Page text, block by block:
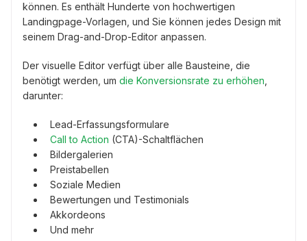
können. Es enthält Hunderte von hochwertigen
Landingpage-Vorlagen, und Sie können jedes Design mit
seinem Drag-and-Drop-Editor anpassen.
Der visuelle Editor verfügt über alle Bausteine, die
benötigt werden, um die Konversionsrate zu erhöhen
darunter:
Lead-Erfassungsformulare
Call to Action (CTA)-Schaltflächen
Bildergalerien
Preistabellen
Soziale Medien
Bewertungen und Testimonials
Akkordeons
Und mehr